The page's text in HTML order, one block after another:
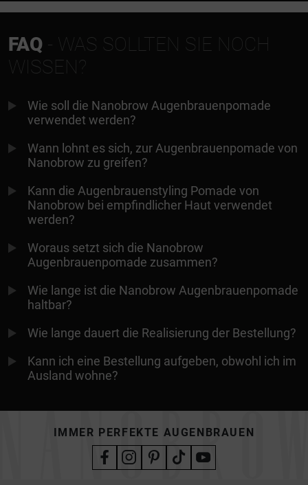
FAQ - WAS SOLLTEN SIE NOCH
WISSEN?
Wie soll die Nanobrow Augenbrauenpomade
verwendet werden?
Wann lohnt es sich, zur Augenbrauenpomade von
Nanobrow zu greifen?
Kann die Augenbrauenstyling Pomade von
Nanobrow bei empfindlicher Haut verwendet
werden?
Woraus setzt sich die Nanobrow
Augenbrauenpomade zusammen?
Wie lange ist die Nanobrow Augenbrauenpomade
haltbar?
Wie lange dauert die Realisierung der Bestellung?
Kann ich eine Bestellung aufgeben, obwohl ich im
Ausland wohne?
IMMER PERFEKTE AUGENBRAUEN